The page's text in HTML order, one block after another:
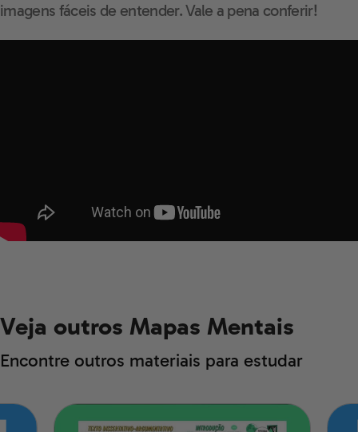
imagens fáceis de entender. Vale a pena conferir!
Veja outros Mapas Mentais
Encontre outros materiais para estudar